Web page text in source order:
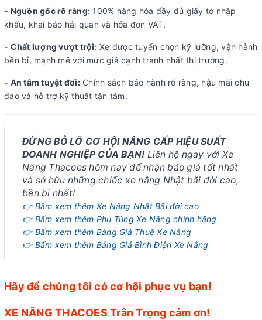
- Nguồn gốc rõ ràng: 100% hàng hóa đầy đủ giấy tờ nhập
khẩu, khai báo hải quan và hóa đơn VAT.
- Chất lượng vượt trội:Xe được tuyển chọn kỹ lưỡng, vận hành
bền bỉ, mạnh mẽ với mức giá cạnh tranh nhất thị trường.
- An tâm tuyệt đối:Chính sách bảo hành rõ ràng, hậu mãi chu
đáo và hỗ trợ kỹ thuật tận tâm.
ĐỪNG BỎ LỠ CƠ HỘI NÂNG CẤP HIỆU SUẤT
DOANH NGHIỆP CỦA BẠN! Liên hệ ngay với Xe
Nâng Thacoes hôm nay để nhận báo giá tốt nhất
và sở hữu những chiếc xe nâng Nhật bãi đời cao,
bền bỉ nhất!
👉 Bấm xem thêm Xe Nâng Nhật Bãi đời cao
👉 Bấm xem thêm Phụ Tùng Xe Nâng chính hãng
👉 Bấm xem thêm Bảng Giá Thuê Xe Nâng
👉 Bấm xem thêm Bảng Giá Bình Điện Xe Nâng
Hãy để chúng tôi có cơ hội phục vụ bạn!
XE NÂNG THACOES Trân Trọng cảm ơn!